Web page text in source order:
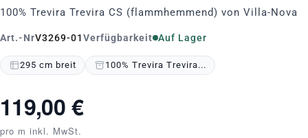
100% Trevira Trevira CS (flammhemmend) von Villa-Nova
Art.-NrV3269-01Verfügbarkeit Auf Lager
295 cm breit 100% Trevira Trevira...
119,00 €
pro m inkl. MwSt.